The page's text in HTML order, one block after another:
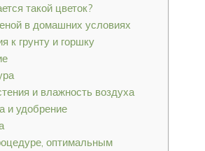
такой цветок?
в домашних условиях
к грунту и горшку
и влажность воздуха
и удобрение
оптимальным